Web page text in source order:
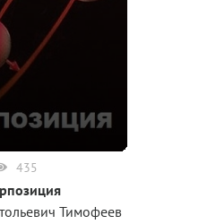
435
Тимофеев